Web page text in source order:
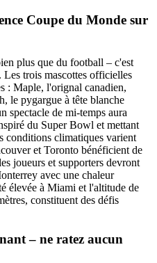
Coupe du Monde sur
plus que du football – c'est
Les trois mascottes officielles
: Maple, l'orignal canadien,
le pygargue à tête blanche
spectacle de mi-temps aura
du Super Bowl et mettant
conditions climatiques varient
et Toronto bénéficient de
joueurs et supporters devront
avec une chaleur
élevée à Miami et l'altitude de
constituent des défis
– ne ratez aucun